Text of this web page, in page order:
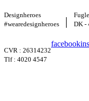
Designheroes
#wearedesignheroes
|
DK -
CVR : 26314232
Tlf : 4020 4547
facebook